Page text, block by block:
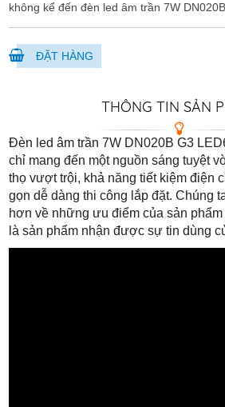
không kể đến đèn led âm trần 7W
ĐẶT HÀNG
THÔNG TIN SẢN
Đèn led âm trần 7W DN020B G3
chỉ mang đến một nguồn sáng tuyệt
thọ vượt trội, khả năng tiết kiệm điện
gọn dễ dàng thi công lắp đặt. Chúng
hơn về những ưu điểm của sản
là sản phẩm nhận được sự tin dùng